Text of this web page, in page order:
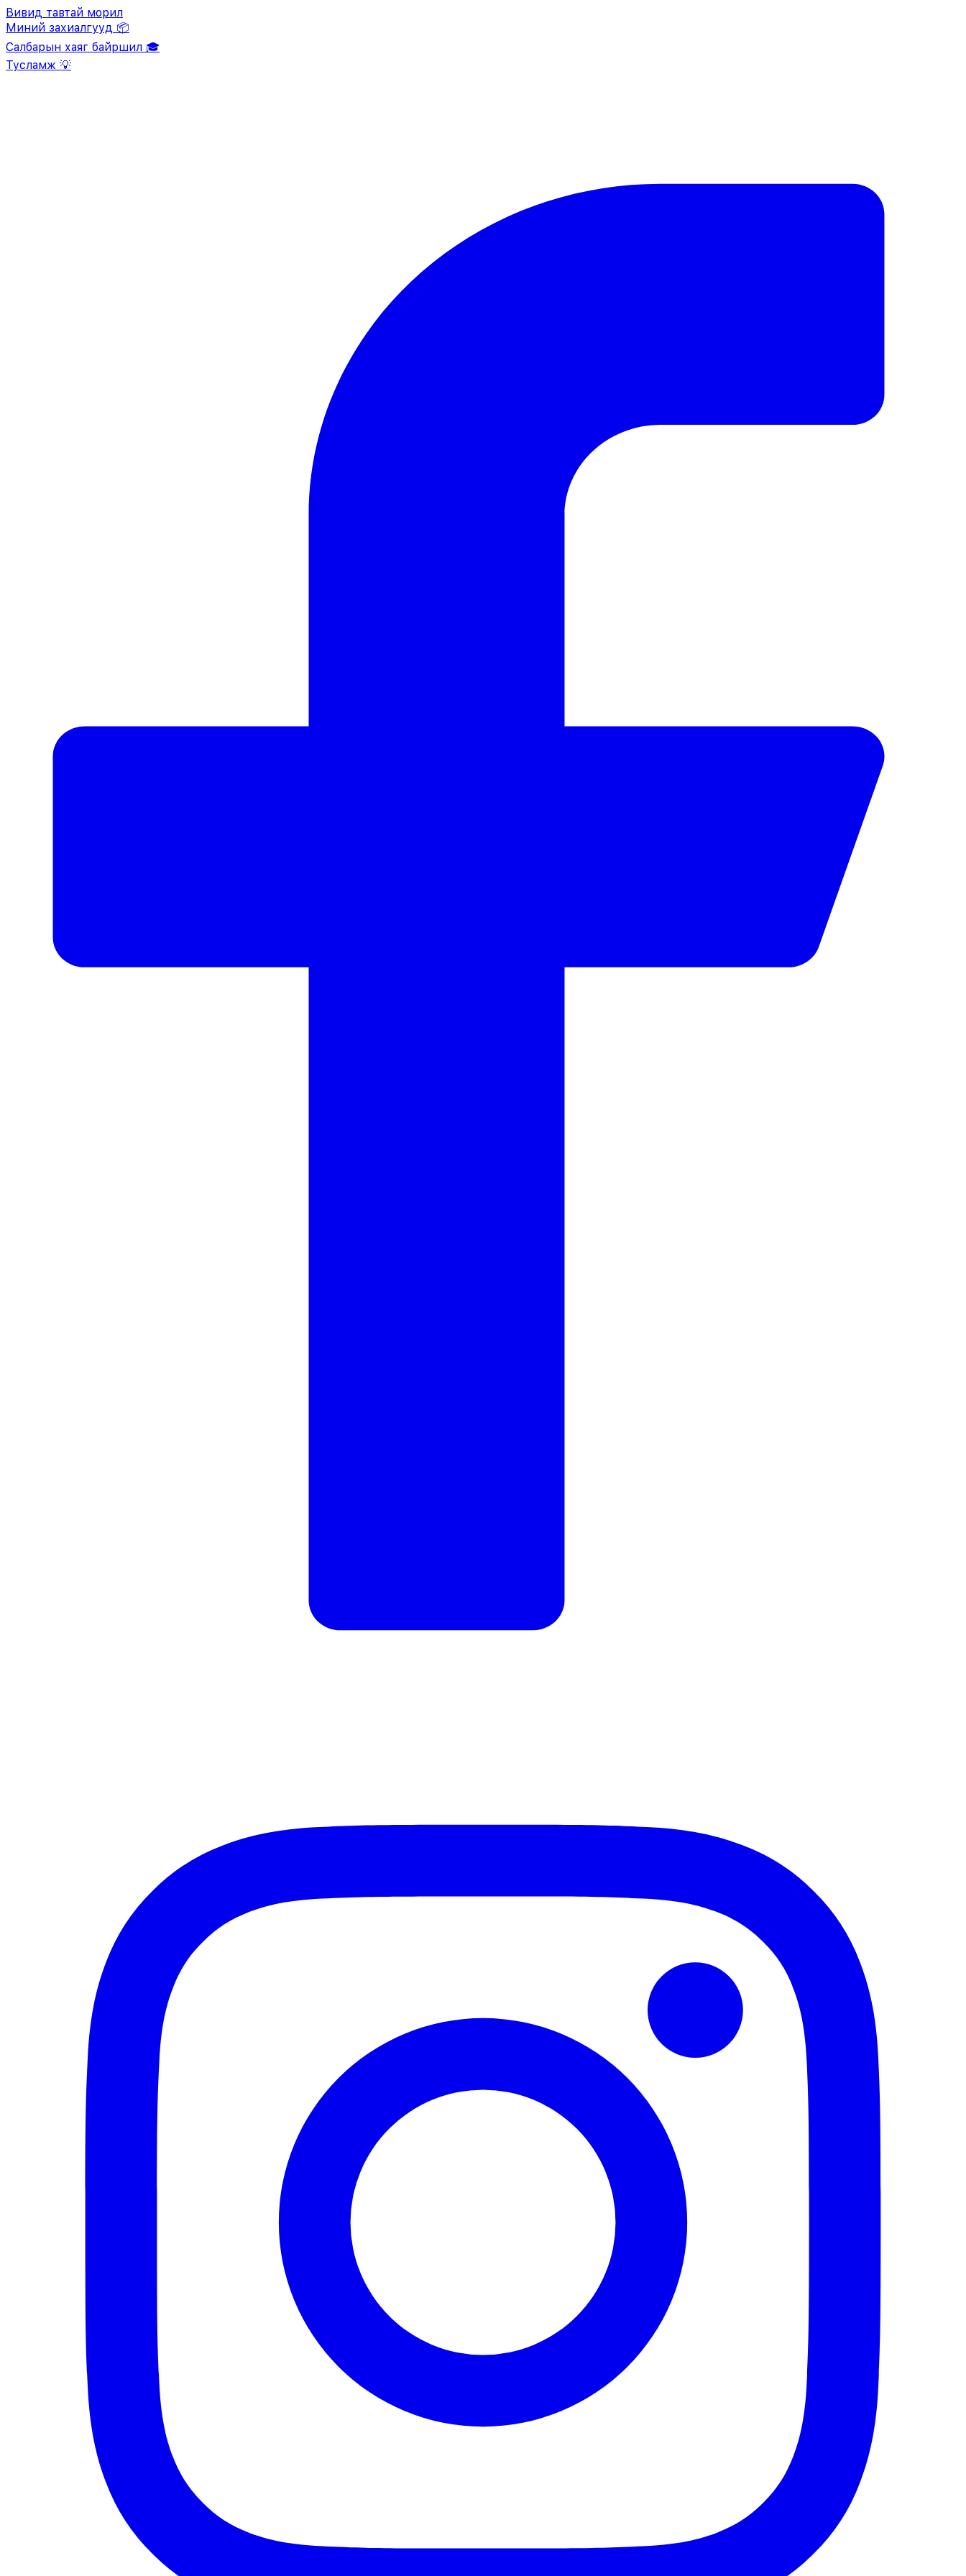
Вивид тавтай морил
Миний захиалгууд 📦
Салбарын хаяг байршил 🎓
Тусламж 💡